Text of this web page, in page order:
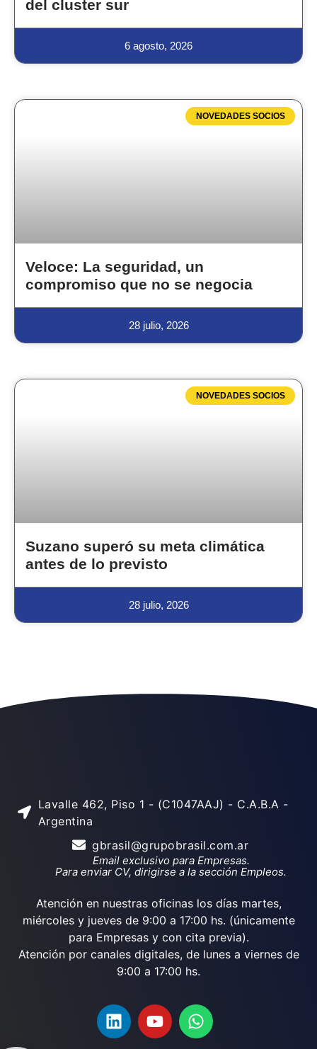
del cluster sur
6 agosto, 2026
NOVEDADES SOCIOS
Veloce: La seguridad, un
compromiso que no se negocia
28 julio, 2026
NOVEDADES SOCIOS
Suzano superó su meta climática
antes de lo previsto
28 julio, 2026
Lavalle 462, Piso 1 - (C1047AAJ) - C.A.B.A -
Argentina
gbrasil@grupobrasil.com.ar
Email exclusivo para Empresas.
Para enviar CV, dirigirse a la sección Empleos.
Atención en nuestras oficinas los días martes,
miércoles y jueves de 9:00 a 17:00 hs. (únicamente
para Empresas y con cita previa).
Atención por canales digitales, de lunes a viernes de
9:00 a 17:00 hs.